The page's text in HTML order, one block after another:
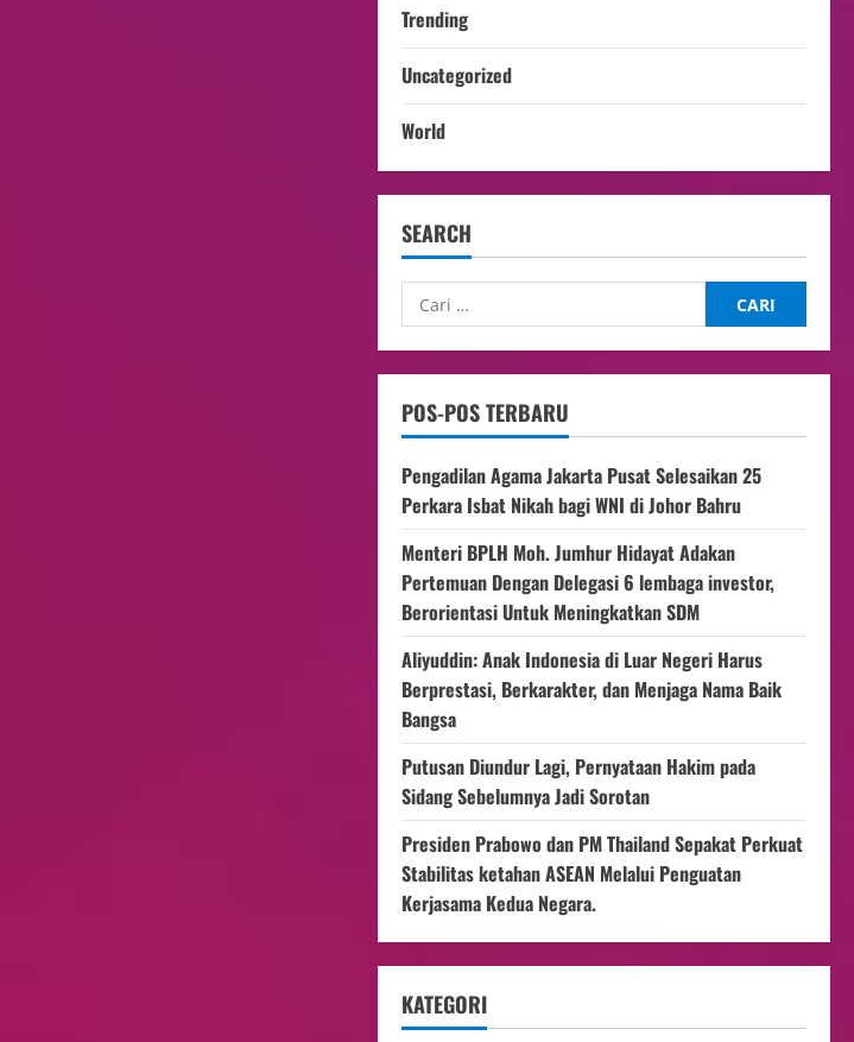
Trending
Uncategorized
World
SEARCH
POS-POS TERBARU
Pengadilan Agama Jakarta Pusat Selesaikan 25
Perkara Isbat Nikah bagi WNI di Johor Bahru
Menteri BPLH Moh. Jumhur Hidayat Adakan
Pertemuan Dengan Delegasi 6 lembaga investor,
Berorientasi Untuk Meningkatkan SDM
Aliyuddin: Anak Indonesia di Luar Negeri Harus
Berprestasi, Berkarakter, dan Menjaga Nama Baik
Bangsa
Putusan Diundur Lagi, Pernyataan Hakim pada
Sidang Sebelumnya Jadi Sorotan
Presiden Prabowo dan PM Thailand Sepakat Perkuat
Stabilitas ketahan ASEAN Melalui Penguatan
Kerjasama Kedua Negara.
KATEGORI